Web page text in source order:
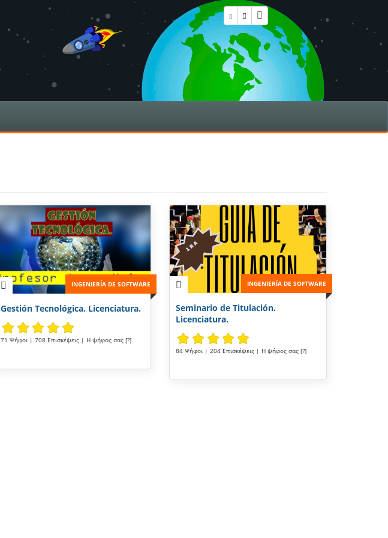
INGENIERÍA DE SOFTWARE
Gestión Tecnológica. Licenciatura.
71 Ψήφοι | 708 Επισκέψεις | Η ψήφος σας [?]
INGENIERÍA DE SOFTWARE
Seminario de Titulación.
Licenciatura.
84 Ψήφοι | 204 Επισκέψεις | Η ψήφος σας [?]